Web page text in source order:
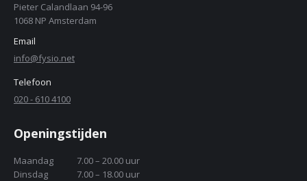
Pieter Calandlaan 94-96
1068 NP Amsterdam
Email
info@fysio.net
Telefoon
020 - 610 4100
Openingstijden
Maandag
7.00 – 20.00 uur
Dinsdag
7.00 – 18.00 uur